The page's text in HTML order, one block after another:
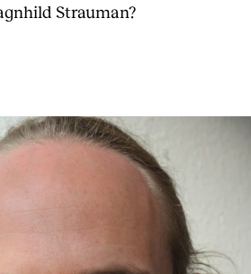
Strauman?